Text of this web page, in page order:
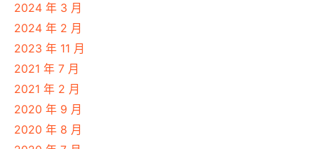
2024 年 3 月
2024 年 2 月
2023 年 11 月
2021 年 7 月
2021 年 2 月
2020 年 9 月
2020 年 8 月